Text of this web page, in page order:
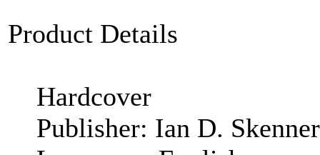
Product Details
Hardcover
Publisher: Ian D.